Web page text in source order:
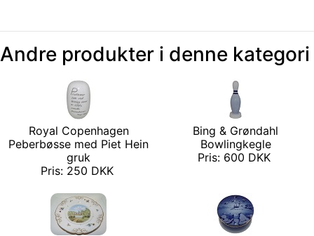
Andre produkter i denne kategori
Royal Copenhagen
Peberbøsse med Piet Hein
gruk
Pris: 250 DKK
Bing & Grøndahl
Bowlingkegle
Pris: 600 DKK